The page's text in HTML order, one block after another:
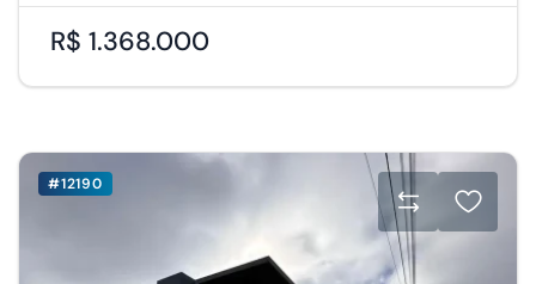
R$ 1.368.000
#12190